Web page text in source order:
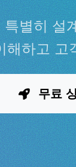
별히 설
해하고 고
무료